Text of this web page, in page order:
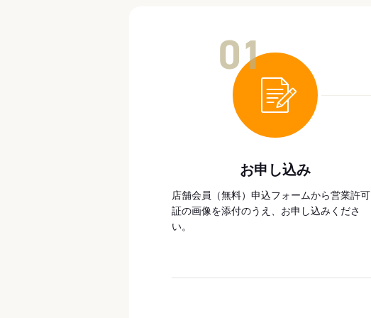
お申し込み
店舗会員（無料）申込フォームから営業許可
証の画像を添付のうえ、お申し込みくださ
い。